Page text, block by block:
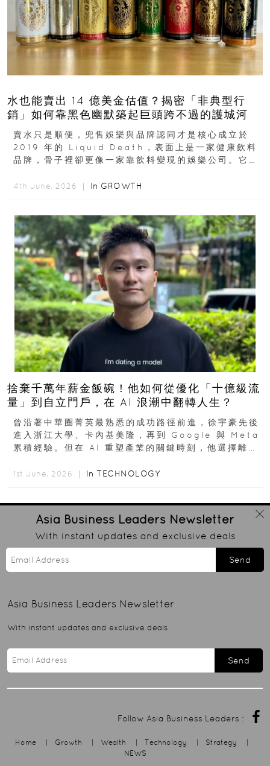
水也能賣出 14 億美金估值？揭密「非典型行
銷」如何靠黑色幽默築起巨頭跨不過的護城河
賣水只是順便，兜售娛樂與品牌認同才是核心成立於
2019 年的 Liquid Death，表面上是一家健康飲料
品牌，骨子裡卻更像一家靠飲料變現的娛樂公司。它最
4th June, 2026 ｜ In GROWTH
捨棄千萬年薪金飯碗！他如何從優化「十億級流
量」到自立門戶，在 AI 浪潮中翻轉人生？
曾沿著中華圈菁英最熟悉的成功路徑前進，徐宇豪先後
進入浙江大學、卡內基美隆，再到 Google 與 Meta
累積經驗。但在 AI 重塑產業的關鍵時刻，他選擇離開
1st June, 2026 ｜ In TECHNOLOGY
Asia Business Leaders Newsletter
With instant updates and exclusive deals
Send
Asia Business Leaders Newsletter
With instant updates and exclusive deals
Send
Follow Asia Business Leaders :
Home Growth Wealth Technology Strategy
NEWS